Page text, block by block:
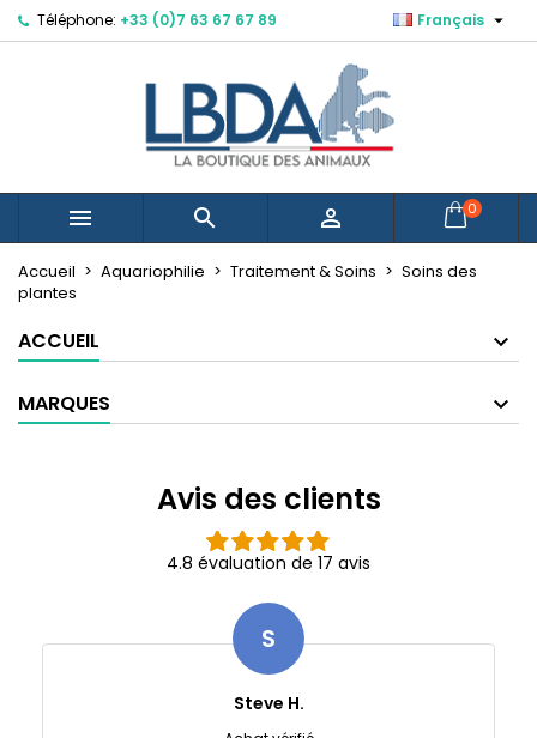
Téléphone: +33 (0)7 63 67 67 89 Français 
   0
Accueil Aquariophilie Traitement & Soins
Soins des
plantes
ACCUEIL
MARQUES
Avis des clients
4.8 évaluation de 17 avis
S
Steve H.
Mes listes d'envies ×
Créer une nouvelle liste
((modalTitle)) ×
((confirmMessage))
Créer une liste d'envies ×
Nom de la liste d'envies
Annuler Créer une liste d'envies
Connexion ×
Vous devez être connecté pour ajouter des produits
à votre liste d'envies.
Annuler Connexion